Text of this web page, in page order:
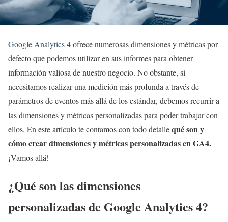
Google Analytics 4ofrece numerosas dimensiones y métricas por
defecto que podemos utilizar en sus informes para obtener
información valiosa de nuestro negocio. No obstante, si
necesitamos realizar una medición más profunda a través de
parámetros de eventos más allá de los estándar, debemos recurrir a
las dimensiones y métricas personalizadas para poder trabajar con
ellos. En este artículo te contamos con todo detallequé son y
cómo crear dimensiones y métricas personalizadas en GA4.
¡Vamos allá!
¿Qué son las dimensiones
personalizadas de Google Analytics 4?